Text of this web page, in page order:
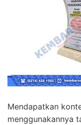
Mendapatkan
menggunakannya